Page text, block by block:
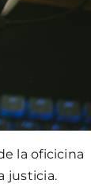
la oficicina
justicia.